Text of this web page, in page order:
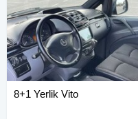
8+1 Yerlik Vito